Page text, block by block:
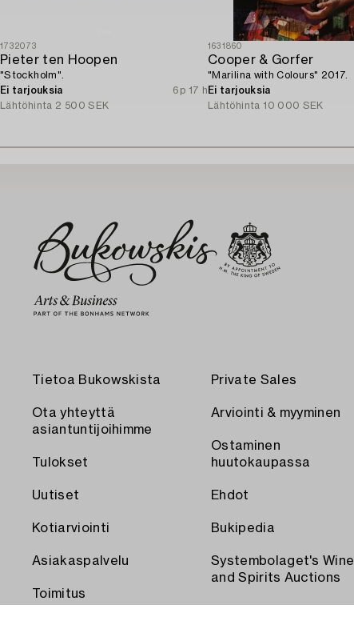
1732073
Pieter ten Hoopen
"Stockholm".
Ei tarjouksia
6p 17 h
Lähtöhinta 2 500 SEK
1631860
Cooper & Gorfer
"Marilina with Colours" 2017.
Ei tarjouksia
Lähtöhinta 10 000 SEK
Tietoa Bukowskista
Ota yhteyttä
asiantuntijoihimme
Tulokset
Uutiset
Kotiarviointi
Asiakaspalvelu
Toimitus
Private Sales
Arviointi & myyminen
Ostaminen
huutokaupassa
Ehdot
Bukipedia
Systembolaget's Wine
and Spirits Auctions